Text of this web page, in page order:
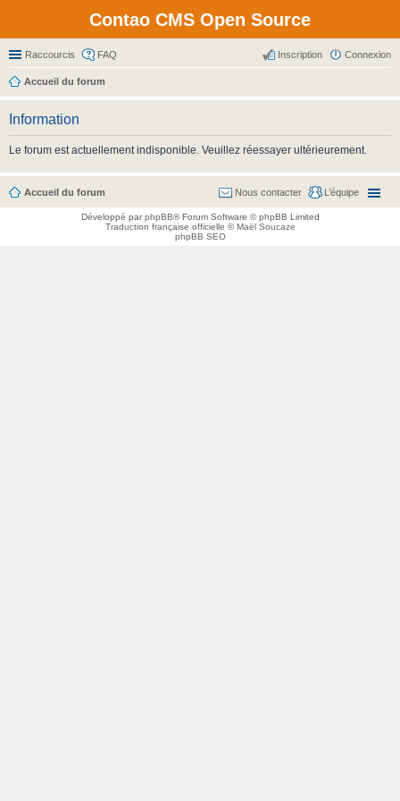
Contao CMS Open Source
Raccourcis FAQ Connexion
Inscription
Accueil du forum
Information
Le forum est actuellement indisponible. Veuillez réessayer ultérieurement.
Accueil du forum L’équipe
Nous contacter
Développé parphpBB® Forum Software © phpBB Limited
Traduction française officielle ©Maël Soucaze
phpBB SEO